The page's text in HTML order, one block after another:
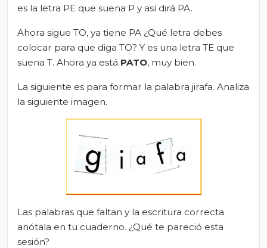
es la letra PE que suena P y así dirá PA.
Ahora sigue TO, ya tiene PA ¿Qué letra debes
colocar para que diga TO? Y es una letra TE que
suena T. Ahora ya está PATO, muy bien.
La siguiente es para formar la palabra jirafa. Analiza
la siguiente imagen.
Las palabras que faltan y la escritura correcta
anótala en tu cuaderno. ¿Qué te pareció esta
sesión?